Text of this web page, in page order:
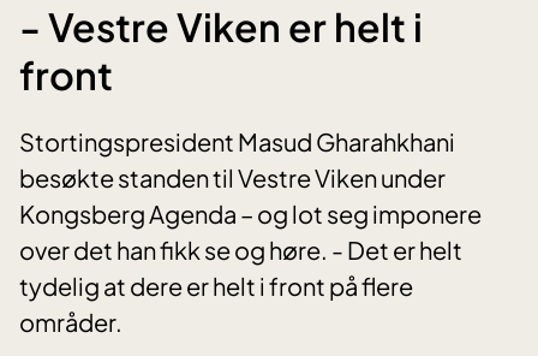
- Vestre Viken er helt i
front
Stortingspresident Masud Gharahkhani
besøkte standen til Vestre Viken under
Kongsberg Agenda – og lot seg imponere
over det han fikk se og høre. - Det er helt
tydelig at dere er helt i front på flere
områder.